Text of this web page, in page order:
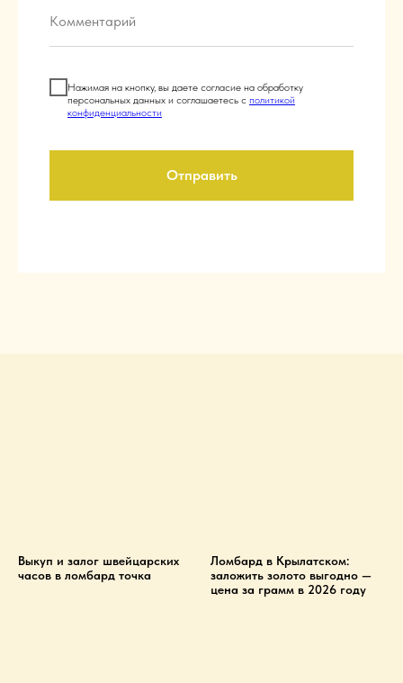
Нажимая на кнопку, вы даете согласие на обработку
персональных данных и соглашаетесь c политикой
конфиденциальности
Отправить
Выкуп и залог швейцарских
часов в ломбард точка
Ломбард в Крылатском:
заложить золото выгодно —
цена за грамм в 2026 году